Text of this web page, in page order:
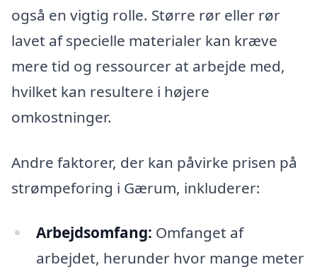
også en vigtig rolle. Større rør eller rør
lavet af specielle materialer kan kræve
mere tid og ressourcer at arbejde med,
hvilket kan resultere i højere
omkostninger.
Andre faktorer, der kan påvirke prisen på
strømpeforing i Gærum, inkluderer:
Arbejdsomfang: Omfanget af
arbejdet, herunder hvor mange meter